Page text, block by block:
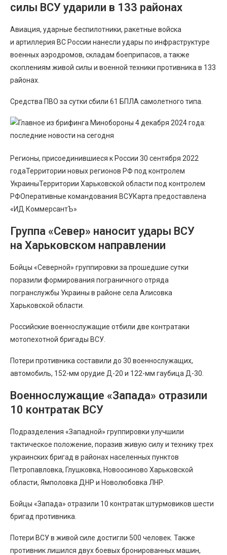
силы ВСУ ударили в 133 районах
Авиация, ударные беспилотники, ракетные войска
и артиллерия ВС России нанесли удары по инфраструктуре
военных аэродромов, складам боеприпасов, а также
скоплениям живой силы и военной техники противника в 133
районах.
Средства ПВО за сутки сбили 61 БПЛА самолетного типа.
Регионы, присоединившиеся к России 30 сентября 2022
годаТерритории новых регионов РФ под контролем
УкраиныТерритории Харьковской области под контролем
РФОперативные командования ВСУКарта предоставлена
«ИД КоммерсантЪ»
Группа «Север» наносит удары ВСУ
на Харьковском направлении
Бойцы «Северной» группировки за прошедшие сутки
поразили формирования пограничного отряда
погранслужбы Украины в районе села Алисовка
Харьковской области.
Российские военнослужащие отбили две контратаки
мотопехотной бригады ВСУ.
Потери противника составили до 30 военнослужащих,
автомобиль, 152-мм орудие Д-20 и 122-мм гаубица Д-30.
Военнослужащие «Запада» отразили
10 контратак ВСУ
Подразделения «Западной» группировки улучшили
тактическое положение, поразив живую силу и технику трех
украинских бригад в районах населенных пунктов
Петропавловка, Глушковка, Новоосиново Харьковской
области, Ямполовка ДНР и Новолюбовка ЛНР.
Бойцы «Запада» отразили 10 контратак штурмовиков шести
бригад противника.
Потери ВСУ в живой силе достигли 500 человек. Также
противник лишился двух боевых бронированных машин,